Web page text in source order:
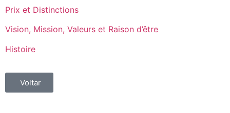
Prix et Distinctions
Vision, Mission, Valeurs et Raison d’être
Histoire
Voltar